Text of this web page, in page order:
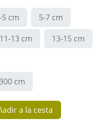
5 cm
5-7 cm
11-13 cm 13-15 cm
cm
a la cesta